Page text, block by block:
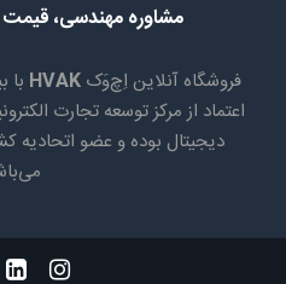
مشاوره مهندسی،
فروشگاه آنلاین اِچ‌وَک HVAK
اعتماد از مرکز توسعه تجارت
دیجیتال بوده و عضو